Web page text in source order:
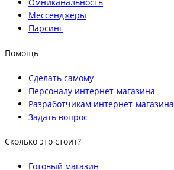
Омниканальность
Мессенджеры
Парсинг
Помощь
Сделать самому
Персоналу интернет-магазина
Разработчикам интернет-магазина
Задать вопрос
Сколько это стоит?
Готовый магазин